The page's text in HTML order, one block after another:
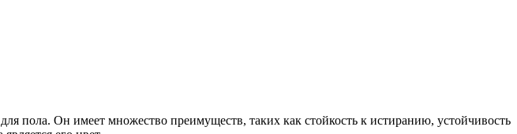
пола. Он имеет множество преимуществ, таких как стойкость к истиранию, устойчивость